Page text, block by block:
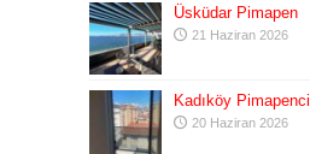
Üsküdar Pimapen
21 Haziran 2026
Kadıköy Pimapenci
20 Haziran 2026